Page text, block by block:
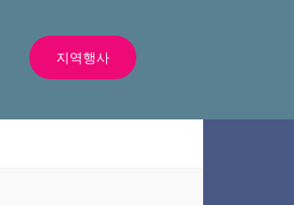
지역행사